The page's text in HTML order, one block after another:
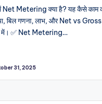
Metering क्या है? यह कैसे काम
बिल गणना, लाभ, और Net vs
में। ✅ Net Metering…
31, 2025